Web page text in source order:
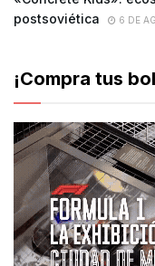
postsoviética
6 DE
¡Compra tus